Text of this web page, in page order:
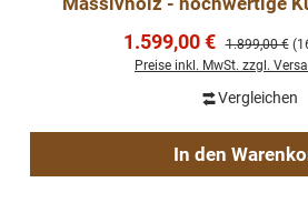
Verkaufspreis:
1.599,00 € Regulärer
1.899,00 €
Preise inkl. MwSt. zzgl.
Vergleichen
In den